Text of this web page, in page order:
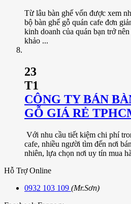
Từ lâu bàn ghế vốn được xem
bộ bàn ghế gỗ quán cafe đơn
kinh doanh của quán bạn trở
khảo ...
23
T1
CÔNG TY BÁN
GỖ GIÁ RẺ
Với nhu cầu tiết kiệm chi phí
cafe, nhiều người tìm đến nơi
nhiên, lựa chọn nơi uy tín mua
Hỗ Trợ Online
0932 103 109 (Mr.Sơn)